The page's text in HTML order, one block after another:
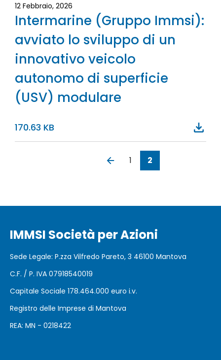
12 Febbraio, 2026
Intermarine (Gruppo Immsi):
avviato lo sviluppo di un
innovativo veicolo
autonomo di superficie
(USV) modulare
170.63 KB
PrimaPagina
‹‹ Pagina
1
Pagina
2
IMMSI Società per Azioni
Sede Legale: P.zza Vilfredo Pareto, 3 46100 Mantova
C.F. / P. IVA 07918540019
Capitale Sociale 178.464.000 euro i.v.
Registro delle Imprese di Mantova
REA: MN - 0218422